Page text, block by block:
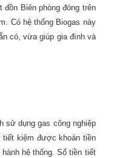
Biên phòng đóng trên
Có hệ thống Biogas này
có, vừa giúp gia đình và
sử dụng gas công nghiệp
tiết kiệm được khoản tiền
hệ thống. Số tiền tiết